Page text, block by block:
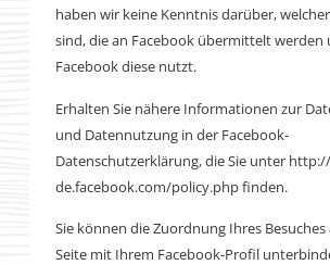
haben wir keine Kenntnis darüber,
sind, die an Facebook übermittelt werden
Facebook diese nutzt.
Erhalten Sie nähere Informationen zur
und Datennutzung in der Facebook-
Datenschutzerklärung, die Sie unter
de.facebook.com/policy.php finden.
Sie können die Zuordnung Ihres
Seite mit Ihrem Facebook-Profil